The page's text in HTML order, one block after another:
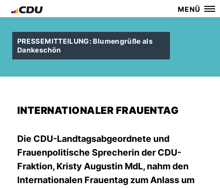
MENÜ
PRESSEMITTEILUNG: Blumengrüße als
Dankeschön
INTERNATIONALER FRAUENTAG
Die CDU-Landtagsabgeordnete und
Frauenpolitische Sprecherin der CDU-
Fraktion, Kristy Augustin MdL, nahm den
Internationalen Frauentag zum Anlass um